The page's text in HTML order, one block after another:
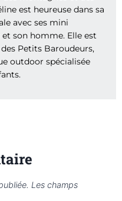
est heureuse dans sa
avec ses mini
son homme. Elle est
Petits Baroudeurs,
outdoor spécialisée
Les champs